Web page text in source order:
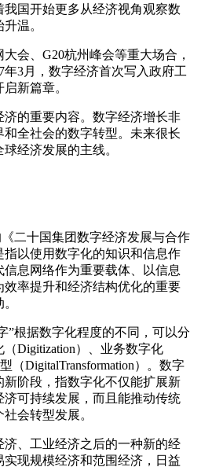
国开始更多从经济视角观察数
温。
、G20杭州峰会等重大场合，
年3月，数字经济首次写入政府工
新篇章。
的重要内容。数字经济增长非
全社会的数字转型。未来很长
经济发展的主线。
十国集团数字经济发展与合作
以使用数字化的知识和信息作
息网络作为重要载体、以信息
率提升和经济结构优化的重要
根据数字化程度的不同，可以分
Digitization）、业务数字化
（DigitalTransformation）。数字
阶段，指数字化不仅能扩展新
可持续发展，而且能推动传统
会转型发展。
、工业经济之后的一种新的经
现规模经济和范围经济，日益